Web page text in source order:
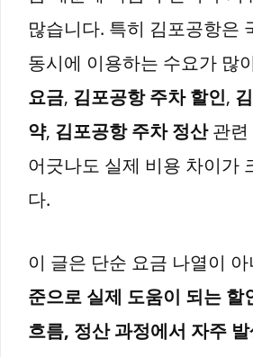
많습니다. 특히 김포공항은
동시에 이용하는 수요가 많
요금, 김포공항 주차 할인,
약, 김포공항 주차 정산관련
어긋나도 실제 비용 차이가
다.
이 글은 단순 요금 나열이 아
준으로 실제 도움이 되는 할
흐름, 정산 과정에서 자주